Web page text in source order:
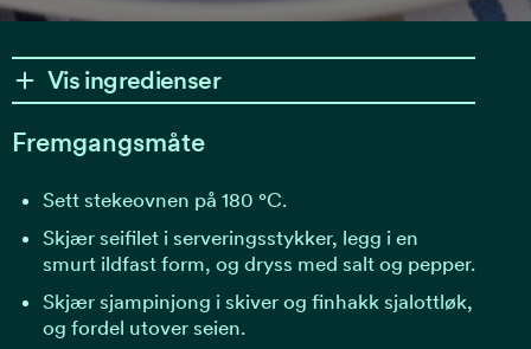
Vis ingredienser
Fremgangsmåte
Sett stekeovnen på 180 °C.
Skjær seifilet i serveringsstykker, legg i en
smurt ildfast form, og dryss med salt og pepper.
Skjær sjampinjong i skiver og finhakk sjalottløk,
og fordel utover seien.